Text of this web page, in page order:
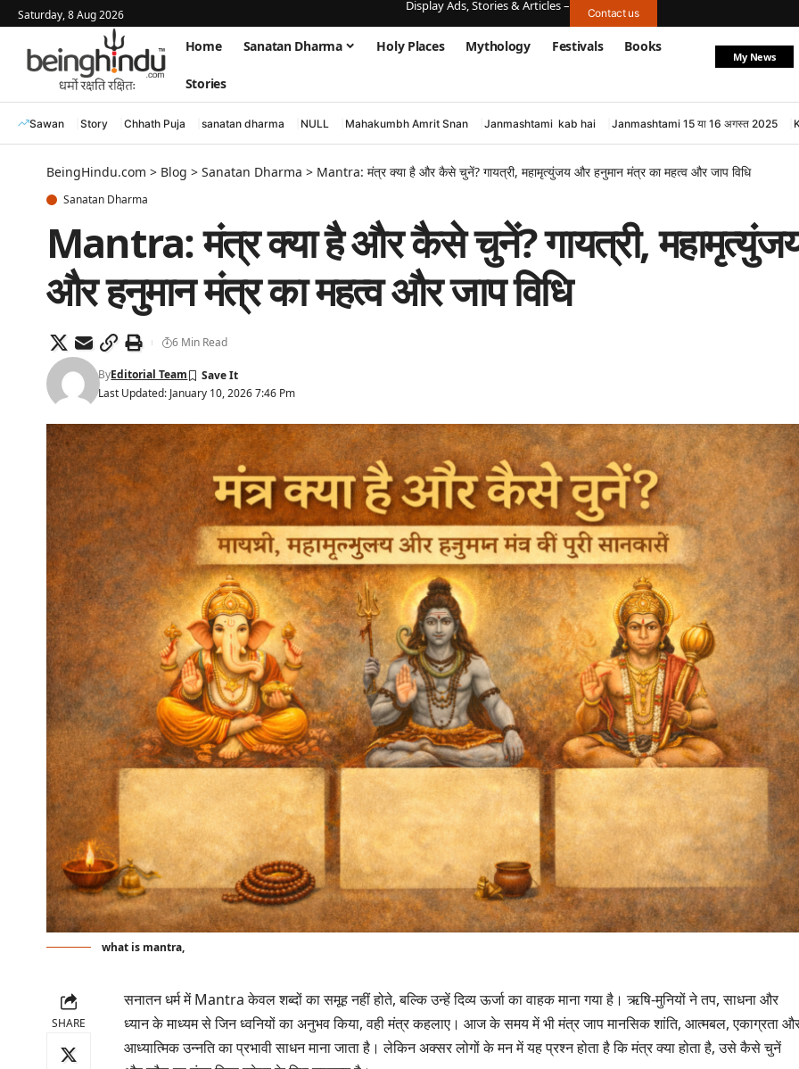
Saturday, 8 Aug 2026
Display Ads, Stories & Articles – Contact us
Home Sanatan Dharma Holy Places Mythology Festivals Books
Stories
My News
Sawan Story Chhath Puja sanatan dharma NULL Mahakumbh Amrit Snan Janmashtami kab hai Janmashtami 15 या 16 अगस्त 2025
BeingHindu.com > Blog > Sanatan Dharma > Mantra: मंत्र क्या है और कैसे चुनें? गायत्री, महामृत्युंजय और हनुमान मंत्र का महत्व और जाप विधि
Sanatan Dharma
Mantra: मंत्र क्या है और कैसे चुनें? गायत्री,
और हनुमान मंत्र का महत्व और जाप विधि
Last Updated: January 10, 2026 7:46 Pm
ByEditorial Team
6 Min Read
what is mantra,
SHARE
सनातन धर्म में Mantra केवल शब्दों का समूह नहीं होते, बल्कि उन्हें दिव्य ऊर्जा का वाहक माना गया है। ऋषि-मुनियों ने तप, साधना और
ध्यान के माध्यम से जिन ध्वनियों का अनुभव किया, वही मंत्र कहलाए। आज के समय में भी मंत्र जाप मानसिक शांति, आत्मबल, एकाग्रता
आध्यात्मिक उन्नति का प्रभावी साधन माना जाता है। लेकिन अक्सर लोगों के मन में यह प्रश्न होता है कि मंत्र क्या होता है, उसे कैसे चुनें